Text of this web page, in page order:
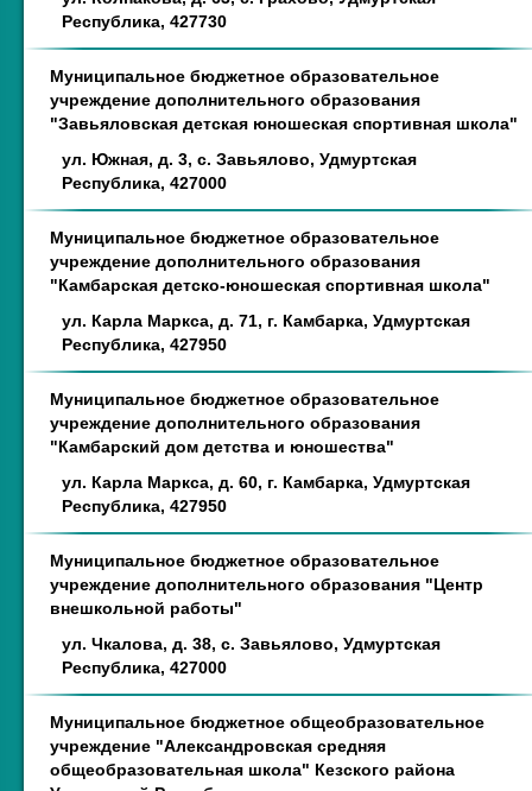
Республика, 427730
Муниципальное бюджетное образовательное
учреждение дополнительного образования
"Завьяловская детская юношеская спортивная школа"
ул. Южная, д. 3, с. Завьялово, Удмуртская
Республика, 427000
Муниципальное бюджетное образовательное
учреждение дополнительного образования
"Камбарская детско-юношеская спортивная школа"
ул. Карла Маркса, д. 71, г. Камбарка, Удмуртская
Республика, 427950
Муниципальное бюджетное образовательное
учреждение дополнительного образования
"Камбарский дом детства и юношества"
ул. Карла Маркса, д. 60, г. Камбарка, Удмуртская
Республика, 427950
Муниципальное бюджетное образовательное
учреждение дополнительного образования "Центр
внешкольной работы"
ул. Чкалова, д. 38, с. Завьялово, Удмуртская
Республика, 427000
Муниципальное бюджетное общеобразовательное
учреждение "Александровская средняя
общеобразовательная школа" Кезского района